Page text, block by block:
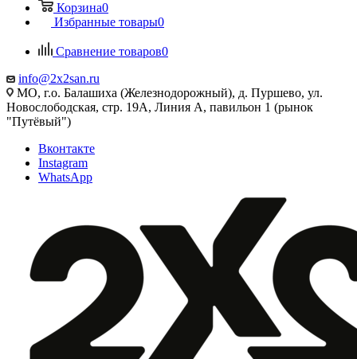
Корзина0
Избранные товары0
Сравнение товаров0
info@2x2san.ru
МО, г.о. Балашиха (Железнодорожный), д. Пуршево, ул.
Новослободская, стр. 19А, Линия А, павильон 1 (рынок
"Путёвый")
Вконтакте
Instagram
WhatsApp